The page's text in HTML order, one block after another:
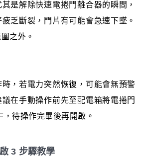
是解除快速電捲門離合器的瞬間，
乏斷裂，門片有可能會急速下墜。
之外。
，若電力突然恢復，可能會無預警
在手動操作前先至配電箱將電捲門
待操作完畢後再開啟。
3 步驟教學